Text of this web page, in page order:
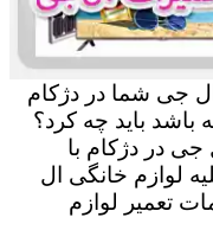
جی شما در دژکام
باشد باید چه کرد؟
جی در دژکام با
لوازم خانگی ال
تعمیر لوازم